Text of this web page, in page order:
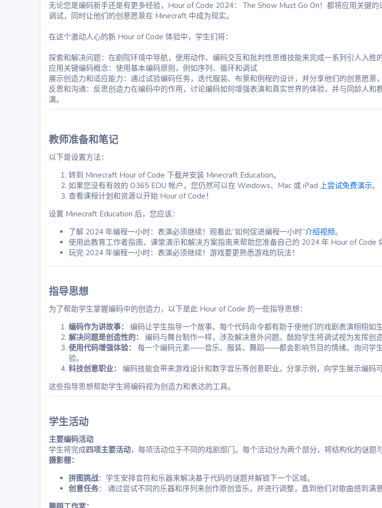
无论您是编码新手还是有更多经验，Hour of Code 2024： The Show Must Go On！都将应用关键
调试，同时让他们的创意愿景在 Minecraft 中成为现实。
在这个激动人心的新 Hour of Code 体验中，学生们将：
探索和解决问题：在剧院环境中导航，使用动作、编码交互和批判性思维技能来完成一系列引人入胜
应用关键编码概念：使用基本编码原则，例如序列、循环和调试
展示创造力和适应能力：通过试验编码任务，迭代服装、布景和例程的设计，并分享他们的创意愿景
反思和沟通：反思创造力在编码中的作用，讨论编码如何增强表演和真实世界的体验，并与同龄人和
演。
教师准备和笔记​
以下是设置方法：
转到 Minecraft Hour of Code 下载并安装 Minecraft Education。
如果您没有有效的 O365 EDU 帐户，您仍然可以在 Windows、Mac 或 iPad 上尝试免费演示。
查看课程计划和资源以开始 Hour of Code！
设置 Minecraft Education 后，您应该：
了解 2024 年编程一小时：表演必须继续！观看此“如何促进编程一小时”介绍视频。
使用此教育工作者指南、课堂演示和解决方案指南来帮助您准备自己的 2024 年 Hour of Code
玩完 2024 年编程一小时：表演必须继续！游戏要更熟悉游戏的玩法！
指导思想​
为了帮助学生掌握编码中的创造力，以下是此 Hour of Code 的一些指导思想：
编码作为讲故事： 编码让学生指导一个故事。每个代码命令都有助于使他们的戏剧表演栩栩如
解决问题是创造性的： 编码与舞台制作一样，涉及解决意外问题。鼓励学生将调试视为发挥创造
使用代码增强体验： 每一个编码元素——音乐、服装、舞蹈——都会影响节目的情绪。询问学
验。
科技创意职业： 编码技能会带来游戏设计和数字音乐等创意职业。分享示例，向学生展示编码
这些指导思想帮助学生将编码视为创造力和表达的工具。
学生活动​
主要编码活动
学生将完成四项主要活动，每项活动位于不同的戏剧部门。每个活动分为两个部分，将结构化的谜题
摄影棚：
拼图挑战：学生安排音符和乐器来解决基于代码的谜题并解锁下一个区域。
创意任务： 通过尝试不同的乐器和序列来创作原创音乐，并进行调整，直到他们对歌曲感到满意